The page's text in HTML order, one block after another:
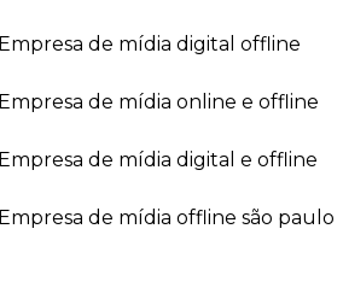
empresa de mídia digital offline
empresa de mídia online e offline
empresa de mídia digital e offline
empresa de mídia offline são paulo